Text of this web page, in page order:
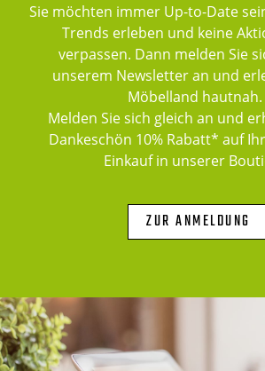
Sie möchten immer Up-to-Date
Trends erleben und keine
verpassen. Dann melden Sie
unserem Newsletter an und
Möbelland hautnah.
Melden Sie sich gleich an und
Dankeschön 10% Rabatt* auf
Einkauf in unserer
ZUR ANMELDUNG